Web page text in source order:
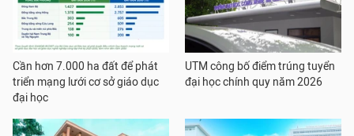
Cần hơn 7.000 ha đất để phát
triển mạng lưới cơ sở giáo dục
đại học
UTM công bố điểm trúng tuyển
đại học chính quy năm 2026